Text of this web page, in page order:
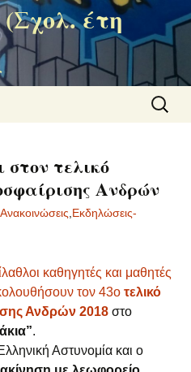
έτη
για:
τελικό
Ανδρών
Ανακοινώσεις Εκδηλώσεις-
καθηγητές και μαθητές
τον 43ο τελικό
Ανδρών 2018 στο
.
Αστυνομία και ο